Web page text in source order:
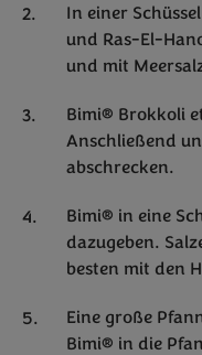
In einer
und Ras-El-
und mit
Bimi® Brokkoli
Anschließend
abschrecken.
Bimi® in eine
dazugeben.
besten mit den
Eine große
Bimi® in die